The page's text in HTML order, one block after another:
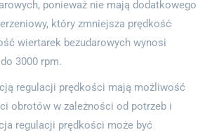
ponieważ nie mają dodatkowego
który zmniejsza prędkość
wiertarek bezudarowych wynosi
3000 rpm.
regulacji prędkości mają możliwość
obrotów w zależności od potrzeb i
regulacji prędkości może być